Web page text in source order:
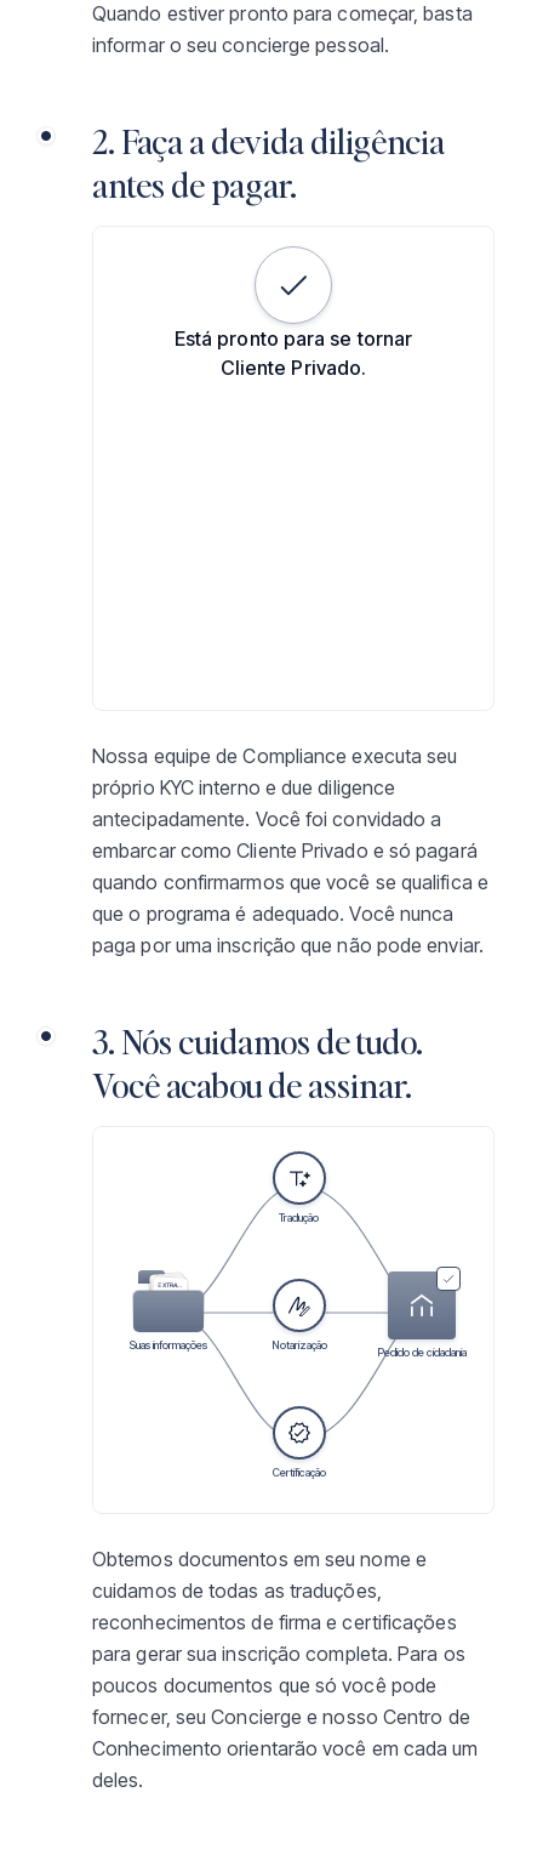
Quando estiver pronto para começar, basta
informar o seu concierge pessoal.
2. Faça a devida diligência
antes de pagar.
Está pronto para se tornar
Cliente Privado.
Nossa equipe de Compliance executa seu
próprio KYC interno e due diligence
antecipadamente. Você foi convidado a
embarcar como Cliente Privado e só pagará
quando confirmarmos que você se qualifica e
que o programa é adequado. Você nunca
paga por uma inscrição que não pode enviar.
3. Nós cuidamos de tudo.
Você acabou de assinar.
CERTIDÃO DE NASCIMENTOEXTRATO BANCÁRIO
Suas informações
Tradução
Notarização
Certificação
Pedido de cidadania
Obtemos documentos em seu nome e
cuidamos de todas as traduções,
reconhecimentos de firma e certificações
para gerar sua inscrição completa. Para os
poucos documentos que só você pode
fornecer, seu Concierge e nosso Centro de
Conhecimento orientarão você em cada um
deles.